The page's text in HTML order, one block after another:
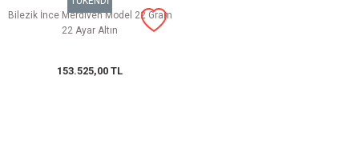
Bilezik İnce Merdiven Model 22 Gram
22 Ayar Altın
153.525,00 TL